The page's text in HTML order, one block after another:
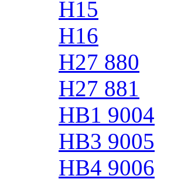
H15
H16
H27 880
H27 881
HB1 9004
HB3 9005
HB4 9006